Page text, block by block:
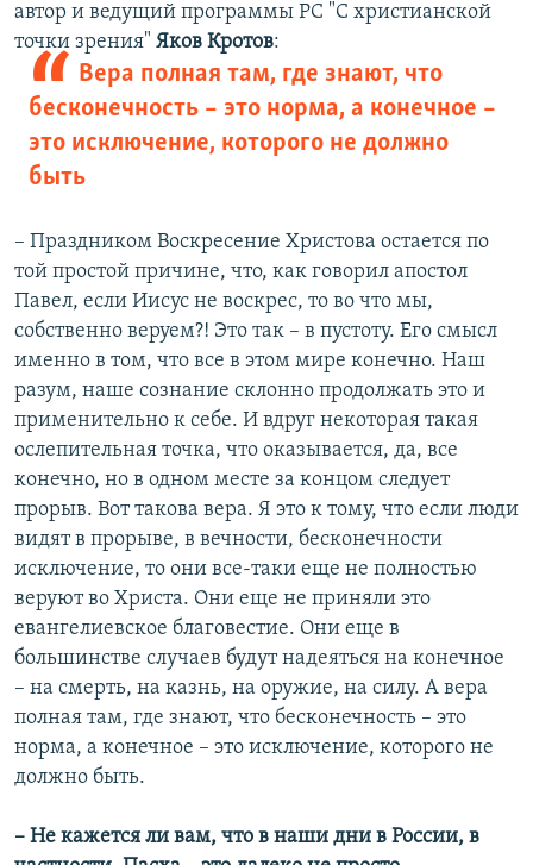
автор и ведущий программы РС "С христианской
точки зрения" Яков Кротов:
Вера полная там, где знают, что
бесконечность – это норма, а конечное –
это исключение, которого не должно
быть
– Праздником Воскресение Христова остается по
той простой причине, что, как говорил апостол
Павел, если Иисус не воскрес, то во что мы,
собственно веруем?! Это так – в пустоту. Его смысл
именно в том, что все в этом мире конечно. Наш
разум, наше сознание склонно продолжать это и
применительно к себе. И вдруг некоторая такая
ослепительная точка, что оказывается, да, все
конечно, но в одном месте за концом следует
прорыв. Вот такова вера. Я это к тому, что если люди
видят в прорыве, в вечности, бесконечности
исключение, то они все-таки еще не полностью
веруют во Христа. Они еще не приняли это
евангелиевское благовестие. Они еще в
большинстве случаев будут надеяться на конечное
– на смерть, на казнь, на оружие, на силу. А вера
полная там, где знают, что бесконечность – это
норма, а конечное – это исключение, которого не
должно быть.
– Не кажется ли вам, что в наши дни в России, в